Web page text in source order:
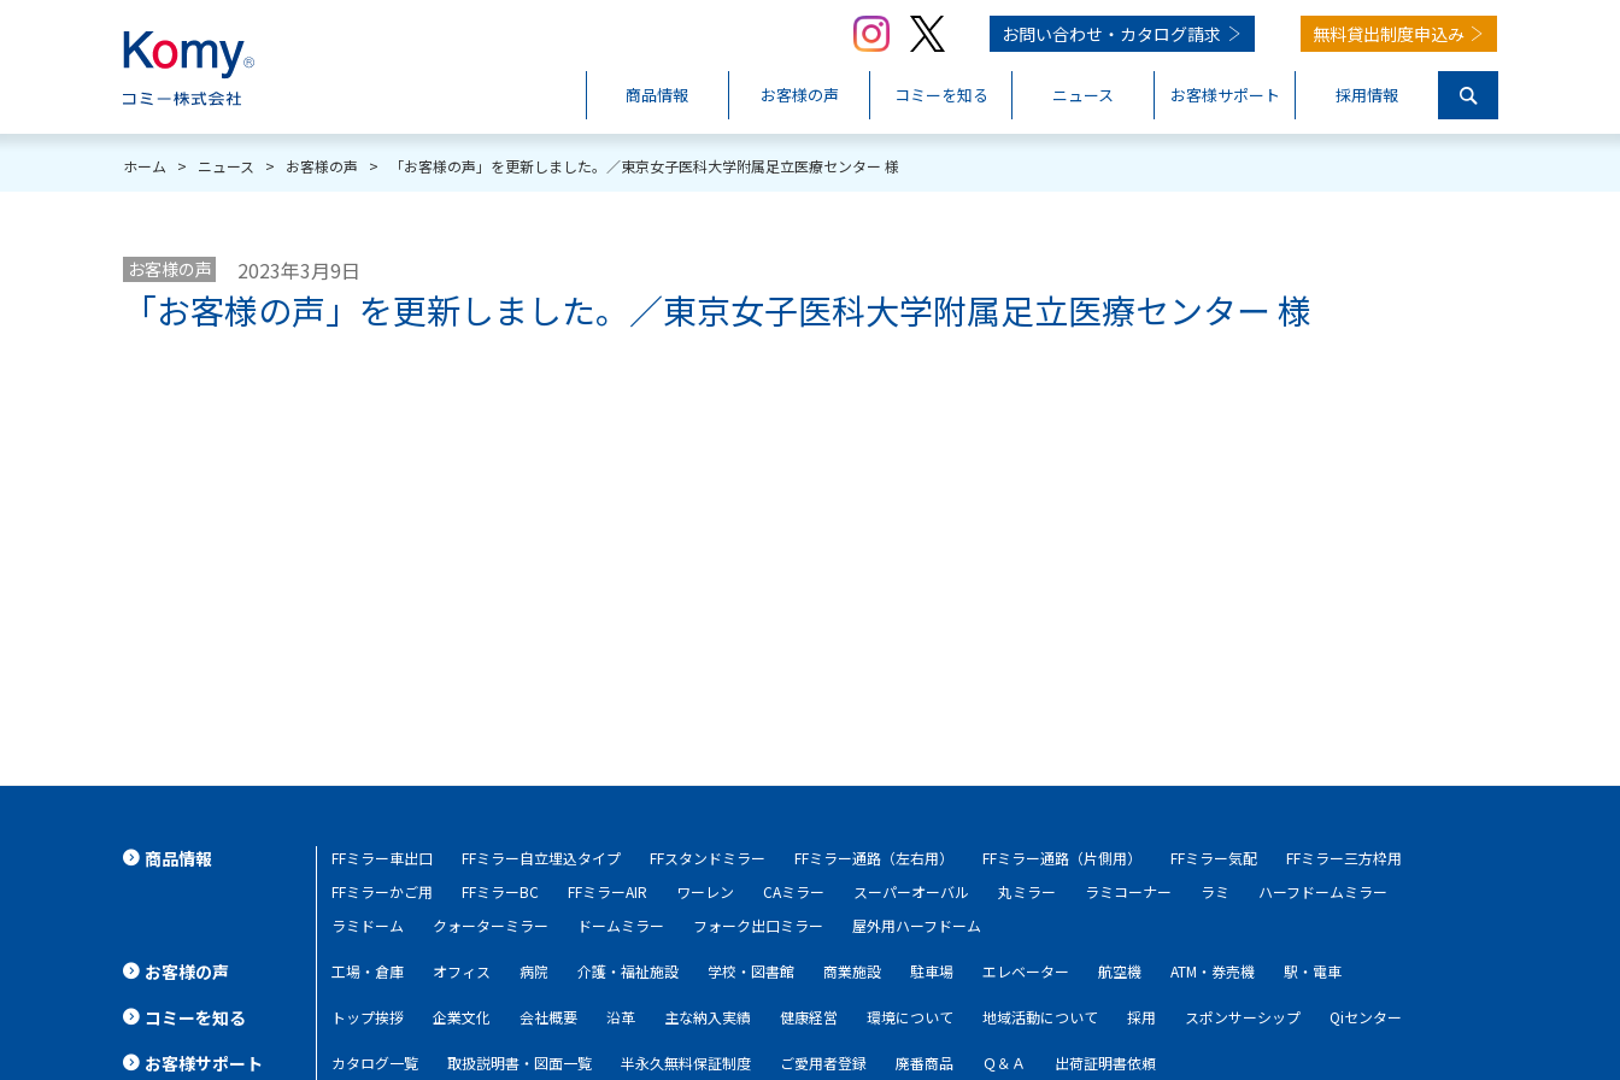
お問い合わせ・ カタログ請求 無料貸出制度申込み
商品情報 お客様の声 コミーを知る ニュース お客様サポート 採用情報
ホーム > ニュース > お客様の声 > 「お客様の声」を更新しました。／東京女子医科大学附属足立医療センター 様
お客様の声 2023年3月9日
「お客様の声」を更新しました。／東京女子医科大学附属足立医療センター 様
商品情報 FFミラー車出口 FFミラー自立埋込タイプ FFスタンドミラー FFミラー通路（左右用） FFミラー通路（片側用） FFミラー気配
FFミラー三方枠用
FFミラーかご用
FFミラーBC FFミラーAIR ワーレン CAミラー スーパーオーバル 丸ミラー ラミコーナー ラミ
ハーフドームミラー
ラミドーム
クォーターミラー ドームミラー フォーク出口ミラー 屋外用ハーフドーム
お客様の声 工場・倉庫 オフィス 病院 介護・福祉施設 学校・図書館 商業施設 駐車場 エレベーター 航空機 ATM・券売機 駅・電車
コミーを知る トップ挨拶 企業文化 会社概要 沿革 主な納入実績 健康経営 環境について 地域活動について 採用 スポンサーシップ Qiセンター
お客様サポート カタログ一覧 取扱説明書・図面一覧 半永久無料保証制度 ご愛用者登録 廃番商品 Ｑ＆Ａ 出荷証明書依頼